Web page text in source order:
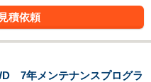
積依頼
7年メンテナンスプログラ